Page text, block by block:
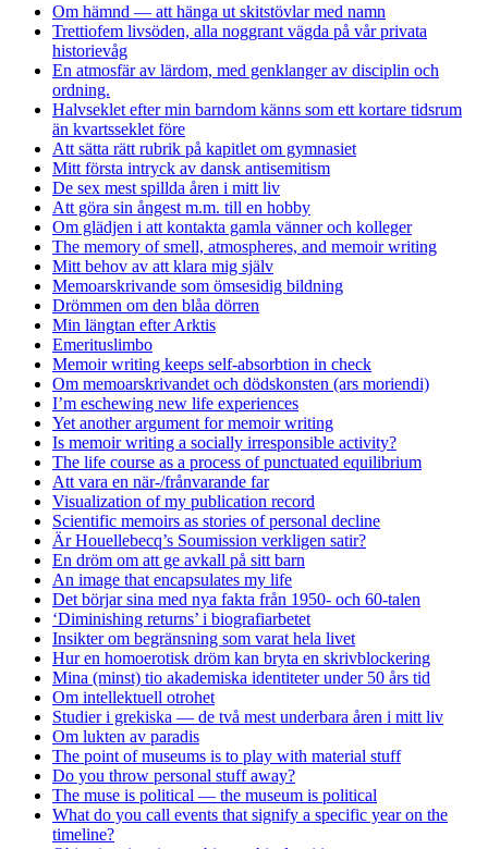
Om hämnd — att hänga ut skitstövlar med namn
Trettiofem livsöden, alla noggrant vägda på vår privata
historievåg
En atmosfär av lärdom, med genklanger av disciplin och
ordning.
Halvseklet efter min barndom känns som ett kortare tidsrum
än kvartsseklet före
Att sätta rätt rubrik på kapitlet om gymnasiet
Mitt första intryck av dansk antisemitism
De sex mest spillda åren i mitt liv
Att göra sin ångest m.m. till en hobby
Om glädjen i att kontakta gamla vänner och kolleger
The memory of smell, atmospheres, and memoir writing
Mitt behov av att klara mig själv
Memoarskrivande som ömsesidig bildning
Drömmen om den blåa dörren
Min längtan efter Arktis
Emerituslimbo
Memoir writing keeps self-absorbtion in check
Om memoarskrivandet och dödskonsten (ars moriendi)
I’m eschewing new life experiences
Yet another argument for memoir writing
Is memoir writing a socially irresponsible activity?
The life course as a process of punctuated equilibrium
Att vara en när-/frånvarande far
Visualization of my publication record
Scientific memoirs as stories of personal decline
Är Houellebecq’s Soumission verkligen satir?
En dröm om att ge avkall på sitt barn
An image that encapsulates my life
Det börjar sina med nya fakta från 1950- och 60-talen
‘Diminishing returns’ i biografiarbetet
Insikter om begränsning som varat hela livet
Hur en homoerotisk dröm kan bryta en skrivblockering
Mina (minst) tio akademiska identiteter under 50 års tid
Om intellektuell otrohet
Studier i grekiska — de två mest underbara åren i mitt liv
Om lukten av paradis
The point of museums is to play with material stuff
Do you throw personal stuff away?
The muse is political — the museum is political
What do you call events that signify a specific year on the
timeline?